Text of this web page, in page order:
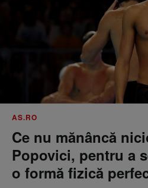
AS.RO
Ce nu mănâncă
Popovici, pentru a
o formă fizică